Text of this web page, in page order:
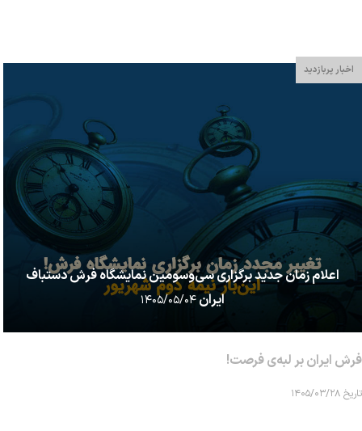
اخبار پربازدید
اعلام زمان جدید برگزاری سی‌وسومین نمایشگاه فرش دستباف
ایران۱۴۰۵/۰۵/۰۴
فرش ایران بر لبه‌ی فرصت!
تاریخ ۱۴۰۵/۰۳/۲۸